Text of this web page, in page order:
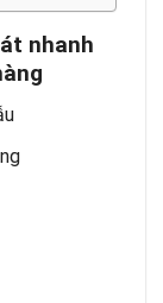
nhanh